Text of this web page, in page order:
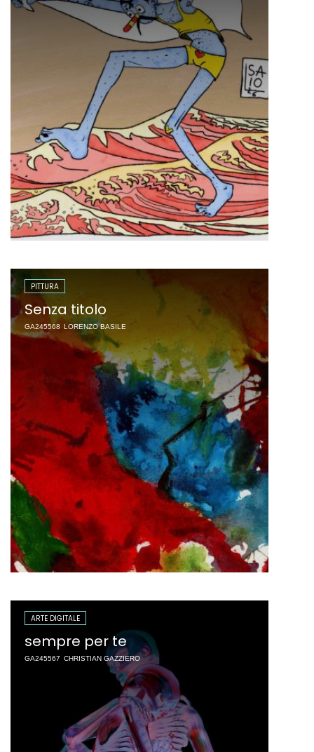
PITTURA
Senza titolo
GA245568 LORENZO BASILE
ARTE DIGITALE
sempre per te
GA245567 CHRISTIAN GAZZIERO